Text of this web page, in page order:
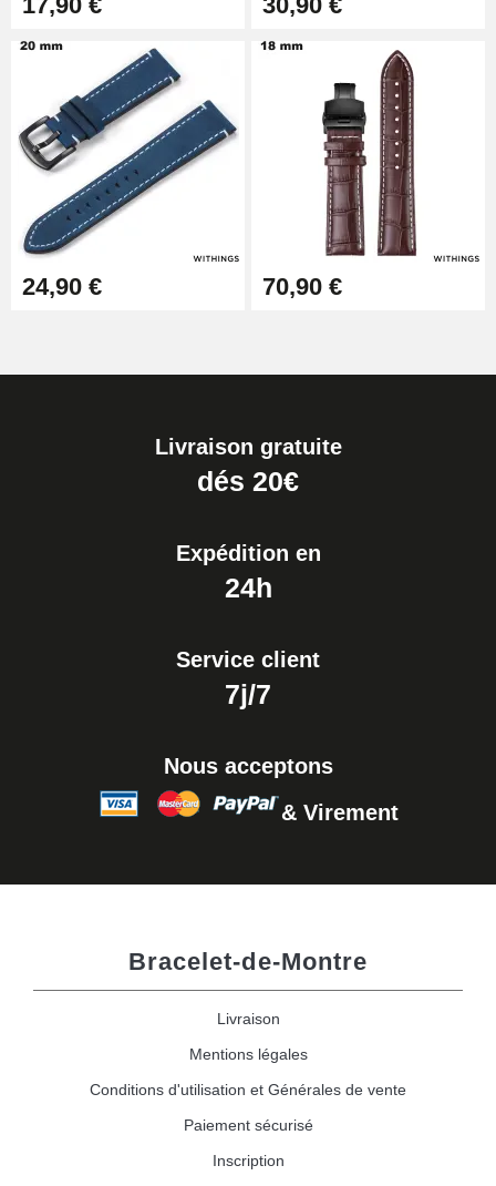
24,90 € 70,90 €
Livraison gratuite
dés 20€
Expédition en
24h
Service client
7j/7
Nous acceptons
& Virement
Bracelet-de-Montre
Livraison
Mentions légales
Conditions d'utilisation et Générales de vente
Paiement sécurisé
Inscription